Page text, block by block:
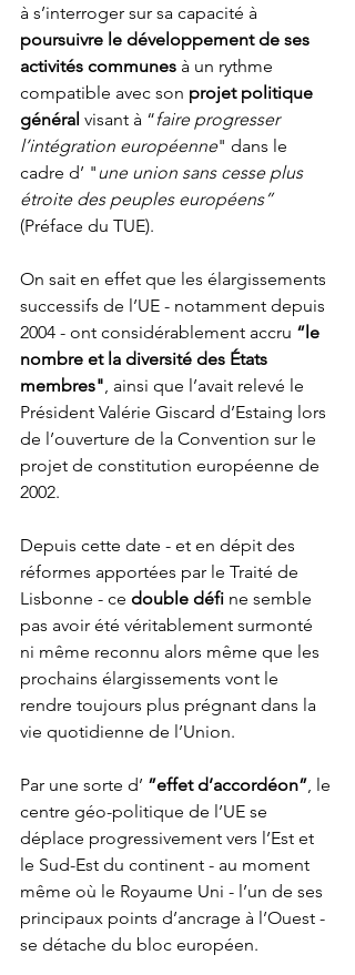
à s’interroger sur sa capacité à
poursuivre le développement de ses
activités communes à un rythme
compatible avec son projet politique
général visant à “faire progresser
l’intégration européenne" dans le
cadre d’ "une union sans cesse plus
étroite des peuples européens”
(Préface du TUE).
On sait en effet que les élargissements
successifs de l’UE - notamment depuis
2004 - ont considérablement accru “le
nombre et la diversité des États
membres", ainsi que l’avait relevé le
Président Valérie Giscard d’Estaing lors
de l’ouverture de la Convention sur le
projet de constitution européenne de
2002.
Depuis cette date - et en dépit des
réformes apportées par le Traité de
Lisbonne - ce double défi ne semble
pas avoir été véritablement surmonté
ni même reconnu alors même que les
prochains élargissements vont le
rendre toujours plus prégnant dans la
vie quotidienne de l’Union.
Par une sorte d’ ”effet d’accordéon”, le
centre géo-politique de l’UE se
déplace progressivement vers l’Est et
le Sud-Est du continent - au moment
même où le Royaume Uni - l’un de ses
principaux points d’ancrage à l’Ouest -
se détache du bloc européen.